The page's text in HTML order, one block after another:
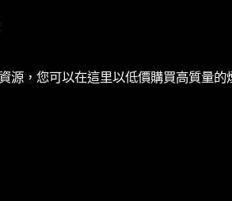
源，您可以在這里以低價購買高質量